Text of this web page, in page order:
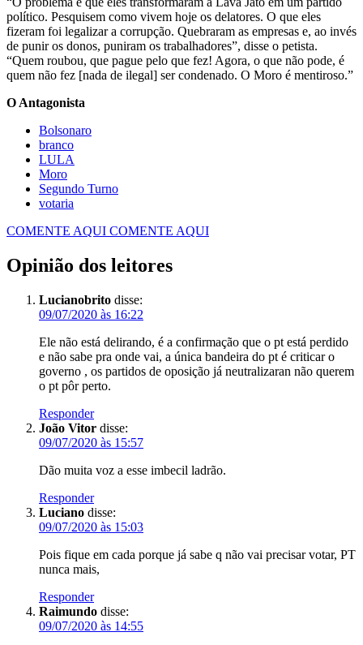
político. Pesquisem como vivem hoje os delatores. O que eles
fizeram foi legalizar a corrupção. Quebraram as empresas e, ao invés
de punir os donos, puniram os trabalhadores”, disse o petista.
“Quem roubou, que pague pelo que fez! Agora, o que não pode, é
quem não fez [nada de ilegal] ser condenado. O Moro é mentiroso.”
O Antagonista
Bolsonaro
branco
LULA
Moro
Segundo Turno
votaria
COMENTE AQUI COMENTE AQUI
Opinião dos leitores
Lucianobrito disse:
09/07/2020 às 16:22
Ele não está delirando, é a confirmação que o pt está perdido
e não sabe pra onde vai, a única bandeira do pt é criticar o
governo , os partidos de oposição já neutralizaran não querem
o pt pôr perto.
Responder
João Vitor disse:
09/07/2020 às 15:57
Dão muita voz a esse imbecil ladrão.
Responder
Luciano disse:
09/07/2020 às 15:03
Pois fique em cada porque já sabe q não vai precisar votar, PT
nunca mais,
Responder
Raimundo disse:
09/07/2020 às 14:55